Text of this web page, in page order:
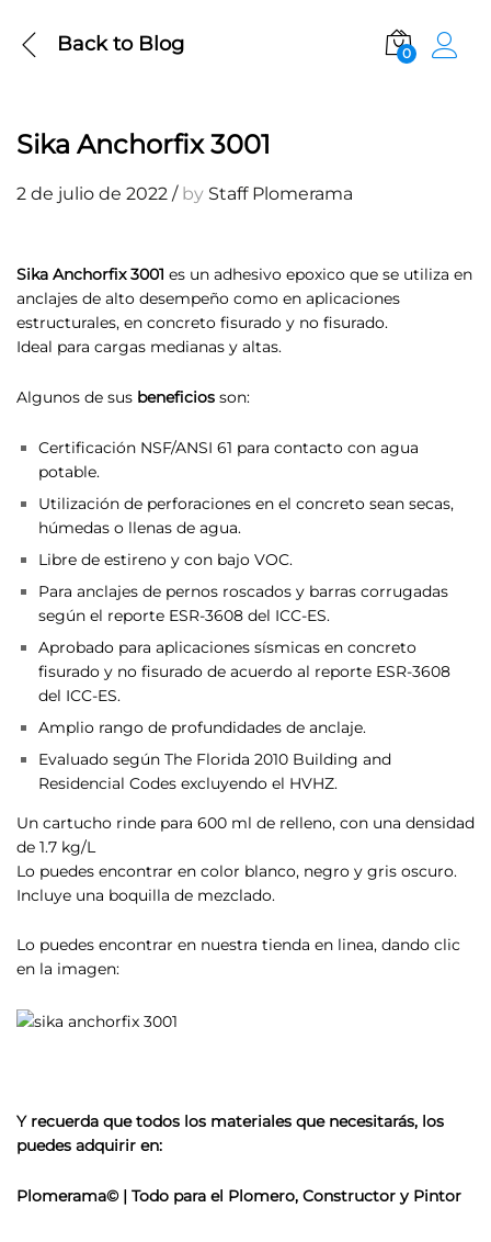
Back toBlog 0
Sika Anchorfix 3001
2 de julio de 2022 /by Staff Plomerama
Sika Anchorfix 3001 es un adhesivo epoxico que se utiliza en
anclajes de alto desempeño como en aplicaciones
estructurales, en concreto fisurado y no fisurado.
Ideal para cargas medianas y altas.
Algunos de sus beneficios son:
Certificación NSF/ANSI 61 para contacto con agua
potable.
Utilización de perforaciones en el concreto sean secas,
húmedas o llenas de agua.
Libre de estireno y con bajo VOC.
Para anclajes de pernos roscados y barras corrugadas
según el reporte ESR-3608 del ICC-ES.
Aprobado para aplicaciones sísmicas en concreto
fisurado y no fisurado de acuerdo al reporte ESR-3608
del ICC-ES.
Amplio rango de profundidades de anclaje.
Evaluado según The Florida 2010 Building and
Residencial Codes excluyendo el HVHZ.
Un cartucho rinde para 600 ml de relleno, con una densidad
de 1.7 kg/L
Lo puedes encontrar en color blanco, negro y gris oscuro.
Incluye una boquilla de mezclado.
Lo puedes encontrar en nuestra tienda en linea, dando clic
en la imagen:
Y recuerda que todos los materiales que necesitarás, los
puedes adquirir en:
Plomerama© | Todo para el Plomero, Constructor y Pintor